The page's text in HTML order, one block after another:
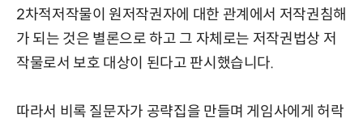
2차적저작물이 원저작권자에 대한 관계에서 저작권침해
가 되는 것은 별론으로 하고 그 자체로는 저작권법상 저
작물로서 보호 대상이 된다고 판시했습니다.
따라서 비록 질문자가 공략집을 만들며 게임사에게 허락